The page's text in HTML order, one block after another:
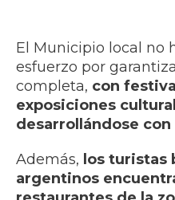
El Municipio local no
esfuerzo por
completa, con
exposiciones
desarrollándose
Además, los turistas
argentinos